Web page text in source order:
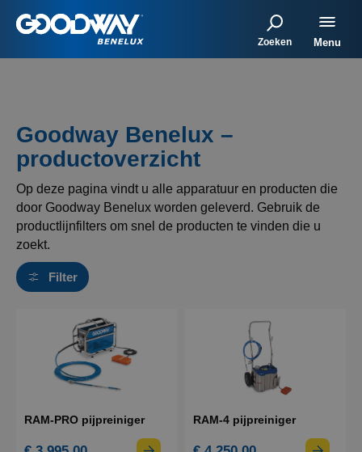
Zoeken Menu
Goodway Benelux –
productoverzicht
Op deze pagina vindt u alle apparatuur en producten die
door Goodway Benelux worden geleverd. Gebruik de
productlijnfilters om snel de producten te vinden die u
zoekt.
Filter
RAM-PRO pijpreiniger RAM-4 pijpreiniger